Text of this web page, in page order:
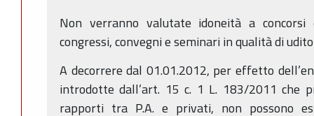
Non verranno valutate idoneità a
congressi, convegni e seminari in qualità
A decorrere dal 01.01.2012, per effetto
introdotte dall’art. 15 c. 1 L. 183/2011 che
rapporti tra P.A. e privati, non possono